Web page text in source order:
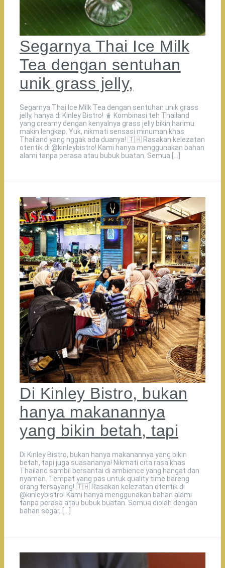
Segarnya Thai Ice Milk
Tea dengan sentuhan
unik grass jelly,
Segarnya Thai Ice Milk Tea dengan sentuhan unik grass
jelly, hanya di Kinley Bistro! 🧋 Kombinasi teh Thailand
yang creamy dengan kenyalnya grass jelly bikin harimu
makin lengkap. Yuk, nikmati sensasi minuman khas
Thailand yang nggak ada duanya! 🇹🇭️ Rasakan kelezatan
otentik di @kinleybistro! Kami hanya menggunakan bahan
alami tanpa perasa atau bubuk buatan. Semua […]
Di Kinley Bistro, bukan
hanya makanannya
yang bikin betah, tapi
Di Kinley Bistro, bukan hanya makanannya yang bikin
betah, tapi juga suasananya! Nikmati cita rasa khas
Thailand sambil bersantai di ambience yang hangat dan
nyaman. Tempat yang pas untuk quality time bareng
orang tersayang! 🇹🇭️ Rasakan kelezatan otentik di
@kinleybistro! Kami hanya menggunakan bahan alami
tanpa perasa atau bubuk buatan. Semua diolah dengan
bahan segar, […]